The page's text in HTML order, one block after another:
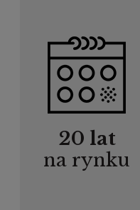
20 lat
na rynku